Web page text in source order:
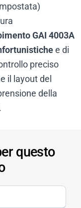
GAI 4003A
e di
preciso
il layout del
della
questo